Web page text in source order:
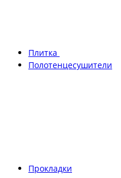
Плитка
Полотенцесушители
Прокладки